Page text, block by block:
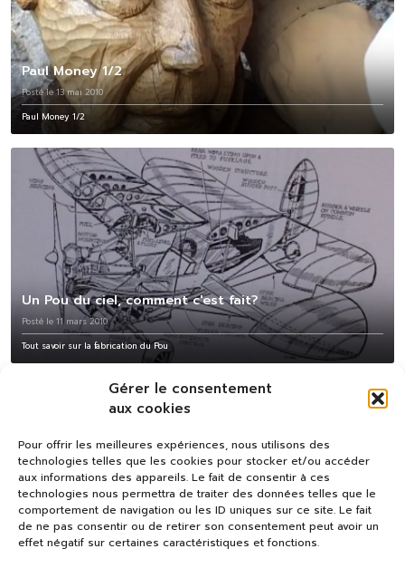
Gérer le consentement
aux cookies
Pour offrir les meilleures expériences, nous utilisons des
technologies telles que les cookies pour stocker et/ou accéder
aux informations des appareils. Le fait de consentir à ces
technologies nous permettra de traiter des données telles que le
comportement de navigation ou les ID uniques sur ce site. Le fait
de ne pas consentir ou de retirer son consentement peut avoir un
effet négatif sur certaines caractéristiques et fonctions.
Paul Money 1/2
Posté le 13 mai 2010
Paul Money 1/2
Un Pou du ciel, comment c'est fait?
Posté le 11 mars 2010
Tout savoir sur la fabrication du Pou